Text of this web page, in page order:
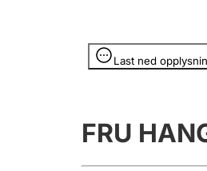
Last ned
Opplysninger er
FRU